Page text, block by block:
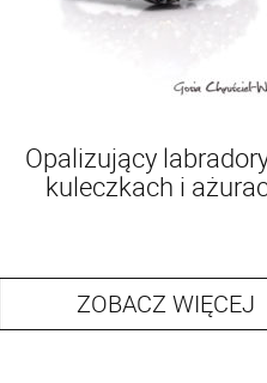
Opalizujący
kuleczkach i
ZOBACZ WIĘCEJ